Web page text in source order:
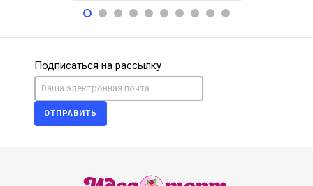
Подписаться на рассылку
ОТПРАВИТЬ